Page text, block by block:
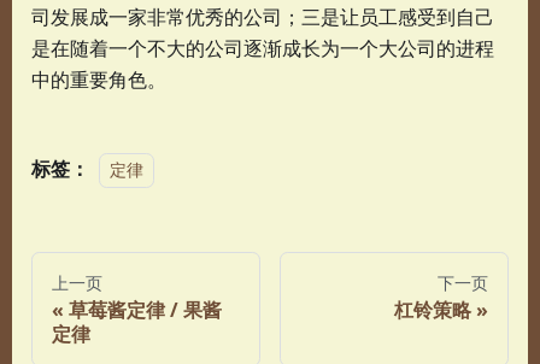
司发展成一家非常优秀的公司；三是让员工感受到自己
是在随着一个不大的公司逐渐成长为一个大公司的进程
中的重要角色。
标签： 定律
上一页
草莓酱定律 / 果酱
定律
下一页
杠铃策略